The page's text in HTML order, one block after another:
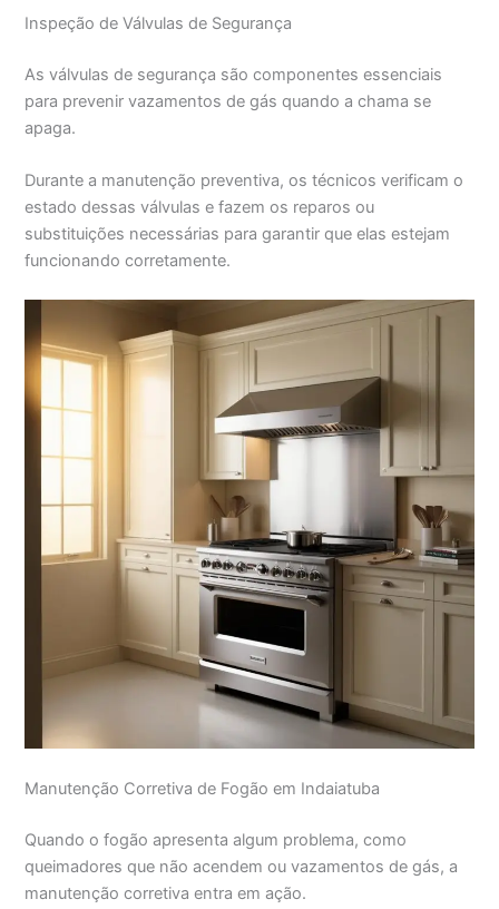
Inspeção de Válvulas de Segurança
As válvulas de segurança são componentes essenciais
para prevenir vazamentos de gás quando a chama se
apaga.
Durante a manutenção preventiva, os técnicos verificam o
estado dessas válvulas e fazem os reparos ou
substituições necessárias para garantir que elas estejam
funcionando corretamente.
Manutenção Corretiva de Fogão em Indaiatuba
Quando o fogão apresenta algum problema, como
queimadores que não acendem ou vazamentos de gás, a
manutenção corretiva entra em ação.